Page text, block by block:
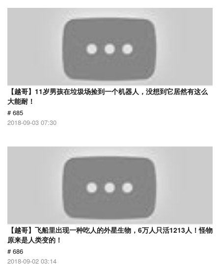
【越哥】11岁男孩在垃圾场捡到一个机器人，没想到它居然有这么
大能耐！
# 685
2018-09-03 07:30
【越哥】飞船里出现一种吃人的外星生物，6万人只活1213人！怪物
原来是人类变的！
# 686
2018-09-02 03:14